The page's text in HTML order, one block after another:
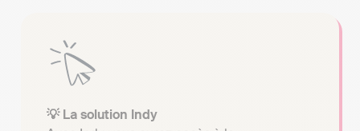
💡 La solution Indy